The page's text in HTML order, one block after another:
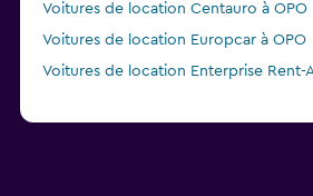
Voitures de location Centauro à OPO
Voitures de location Europcar à OPO
Voitures de location Enterprise Rent-